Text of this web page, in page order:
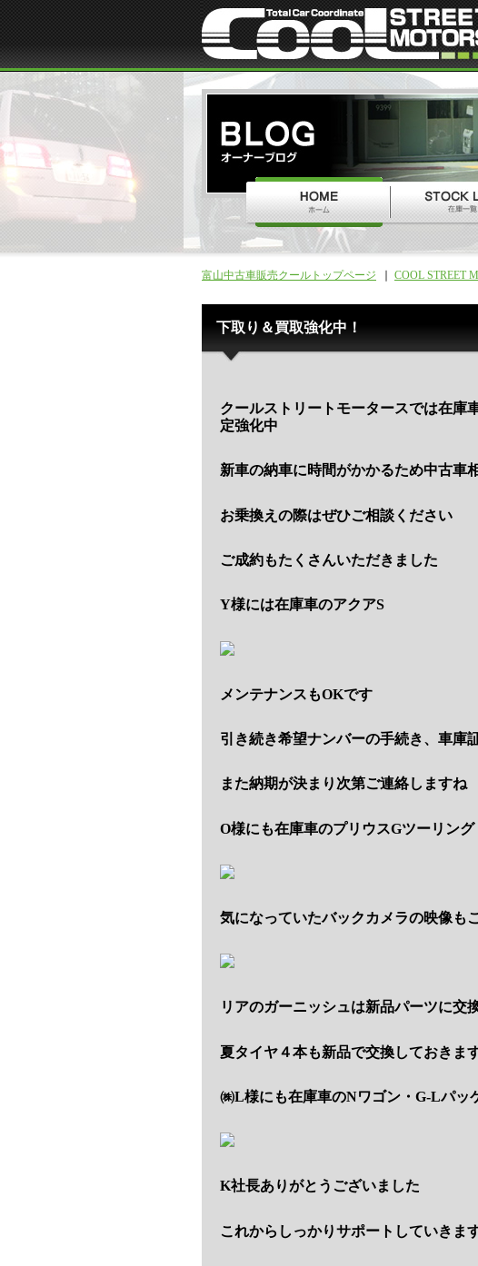
富山中古車販売クールトップページ COOL STREET
下取り＆買取強化中！
クールストリートモータースでは在庫
定強化中
新車の納車に時間がかかるため中古車
お乗換えの際はぜひご相談ください
ご成約もたくさんいただきました
Y様には在庫車のアクアS
メンテナンスもOKです
引き続き希望ナンバーの手続き、車庫
また納期が決まり次第ご連絡しますね
O様にも在庫車のプリウスGツーリング
気になっていたバックカメラの映像も
リアのガーニッシュは新品パーツに交
夏タイヤ４本も新品で交換しておきま
㈱L様にも在庫車のNワゴン・G-Lパッ
K社長ありがとうございました
これからしっかりサポートしていきま